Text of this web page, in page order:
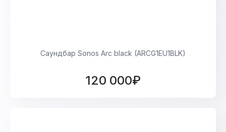
Саундбар Sonos Arc black (ARCG1EU1BLK)
120 000₽